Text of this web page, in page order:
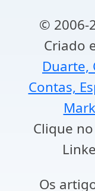
© 2006-
Criado
Duarte,
Contas,
Clique
Os